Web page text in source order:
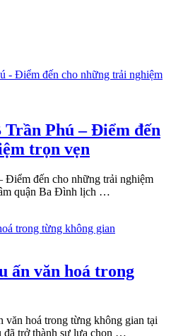
Phú – Điểm đến
trọn vẹn
Điểm đến cho những trải nghiệm
quận Ba Đình lịch …
ấn văn hoá trong
văn hoá trong từng không gian tại
đã trở thành sự lựa chọn …